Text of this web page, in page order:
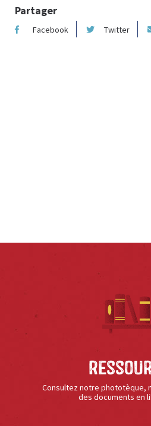
Partager
Facebook Twitter
Consultez notre phototèque,
des documents en